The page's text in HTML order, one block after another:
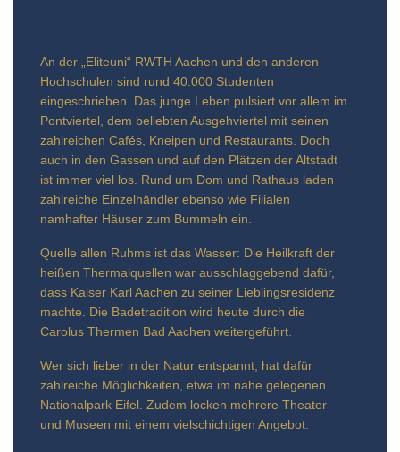
An der „Eliteuni“ RWTH Aachen und den anderen
Hochschulen sind rund 40.000 Studenten
eingeschrieben. Das junge Leben pulsiert vor allem im
Pontviertel, dem beliebten Ausgehviertel mit seinen
zahlreichen Cafés, Kneipen und Restaurants. Doch
auch in den Gassen und auf den Plätzen der Altstadt
ist immer viel los. Rund um Dom und Rathaus laden
zahlreiche Einzelhändler ebenso wie Filialen
namhafter Häuser zum Bummeln ein.
Quelle allen Ruhms ist das Wasser: Die Heilkraft der
heißen Thermalquellen war ausschlaggebend dafür,
dass Kaiser Karl Aachen zu seiner Lieblingsresidenz
machte. Die Badetradition wird heute durch die
Carolus Thermen Bad Aachen weitergeführt.
Wer sich lieber in der Natur entspannt, hat dafür
zahlreiche Möglichkeiten, etwa im nahe gelegenen
Nationalpark Eifel. Zudem locken mehrere Theater
und Museen mit einem vielschichtigen Angebot.